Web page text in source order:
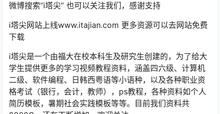
微博搜索“i塔尖” 也可以关注我们，感谢支持
i塔尖网站上线www.itajian.com 更多资源可以去网站免费
下载
i塔尖是一个由福大在校本科生及研究生创建的，为了给大
学生提供更多的学习视频教程资料，涵盖四六级、计算机
二级、软件编程、日韩西粤语等小语种，以及各种职业资
格考试（银行，会计，教师），ps教程，各种资料如个人
简历模板，暑期社会实践模板等等。目前我们资料共